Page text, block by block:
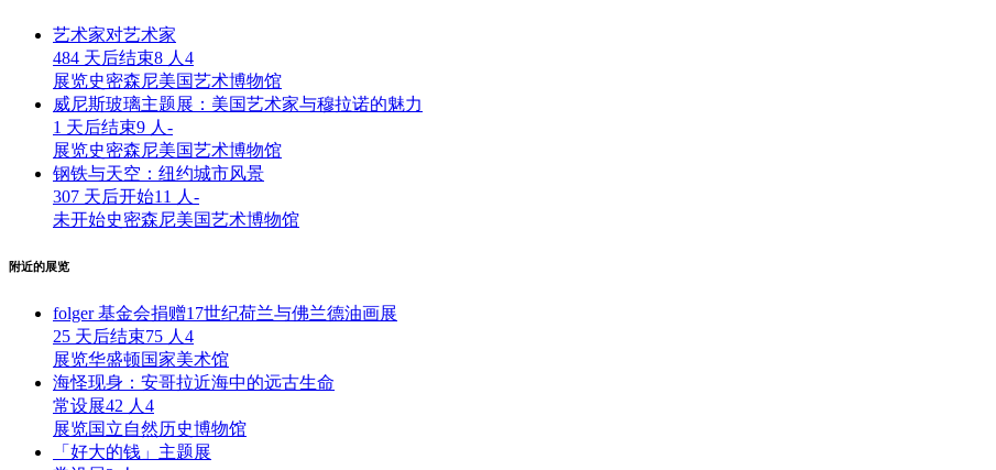
艺术家对艺术家
484 天后结束8 人 4
展览史密森尼美国艺术博物馆
威尼斯玻璃主题展：美国艺术家与穆拉诺的魅力
1 天后结束9 人 -
展览史密森尼美国艺术博物馆
钢铁与天空：纽约城市风景
307 天后开始11 人 -
未开始史密森尼美国艺术博物馆
附近的展览
folger 基金会捐赠17世纪荷兰与佛兰德油画展
25 天后结束75 人 4
展览华盛顿国家美术馆
海怪现身：安哥拉近海中的远古生命
常设展42 人 4
展览国立自然历史博物馆
「好大的钱」主题展